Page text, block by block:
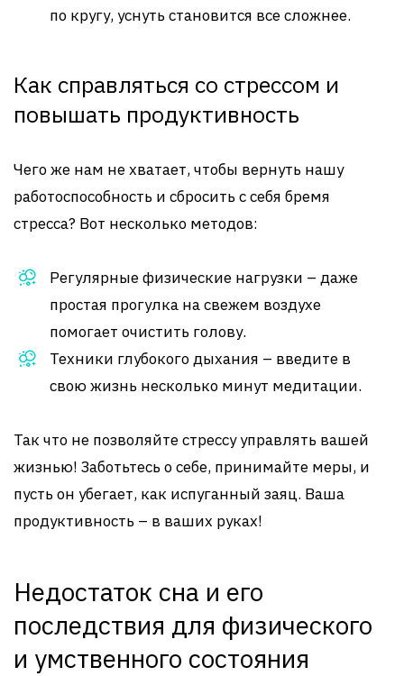
по кругу, уснуть становится все сложнее.
Как справляться со стрессом и
повышать продуктивность
Чего же нам не хватает, чтобы вернуть нашу
работоспособность и сбросить с себя бремя
стресса? Вот несколько методов:
Регулярные физические нагрузки – даже
простая прогулка на свежем воздухе
помогает очистить голову.
Техники глубокого дыхания – введите в
свою жизнь несколько минут медитации.
Так что не позволяйте стрессу управлять вашей
жизнью! Заботьтесь о себе, принимайте меры, и
пусть он убегает, как испуганный заяц. Ваша
продуктивность – в ваших руках!
Недостаток сна и его
последствия для физического
и умственного состояния